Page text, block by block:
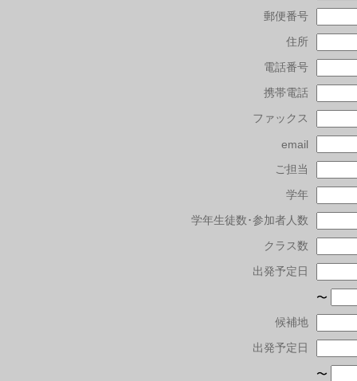
郵便番号
住所
電話番号
携帯電話
ファックス
email
ご担当
学年
学年生徒数･参加者人数
クラス数
出発予定日
〜
候補地
出発予定日
〜